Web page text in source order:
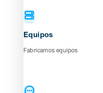
Equipos
Fabricamos equipos